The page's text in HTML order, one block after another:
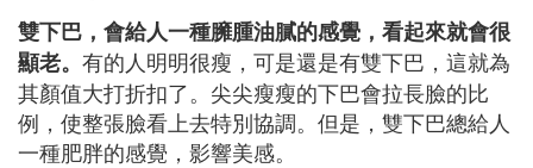
雙下巴，會給人一種臃腫油膩的感覺，看起來就會很
顯老。 有的人明明很瘦，可是還是有雙下巴，這就為
其顏值大打折扣了。尖尖瘦瘦的下巴會拉長臉的比
例，使整張臉看上去特別協調。但是，雙下巴總給人
一種肥胖的感覺，影響美感。